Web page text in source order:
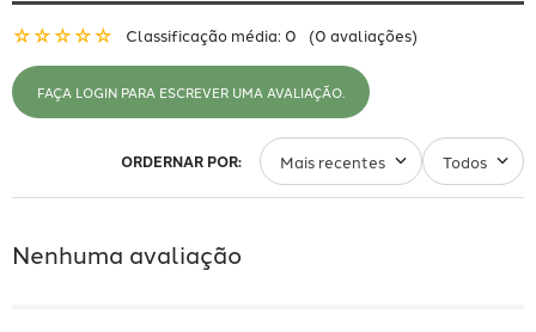
☆☆☆☆☆ Classificação média: 0 (0 avaliações)
FAÇA LOGIN PARA ESCREVER UMA AVALIAÇÃO.
Mais recentes Todos
Nenhuma avaliação